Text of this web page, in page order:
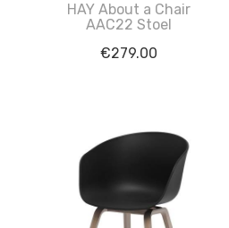
HAY About a Chair
AAC22 Stoel
€279.00